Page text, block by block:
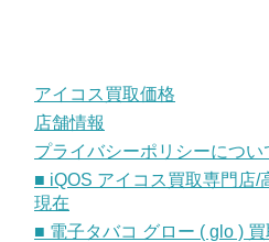
アイコス買取価格
店舗情報
プライバシーポリシーについ
■ iQOS アイコス買取専門店/
現在
■ 電子タバコ グロー ( glo )